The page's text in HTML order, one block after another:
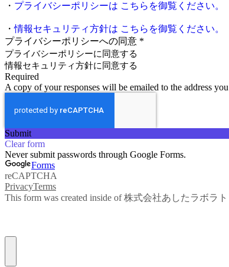
・ プライバシーポリシーは こちらを御覧ください。
・情報セキュリティ方針は こちらを御覧ください。
プライバシーポリシーへの同意 *
プライバシーポリシーに同意する
情報セキュリティ方針に同意する
Required
A copy of your responses will be emailed to the address
Submit
Clear form
Never submit passwords through Google Forms.
Forms
reCAPTCHA
PrivacyTerms
This form was created inside of 株式会社あしたラボラ